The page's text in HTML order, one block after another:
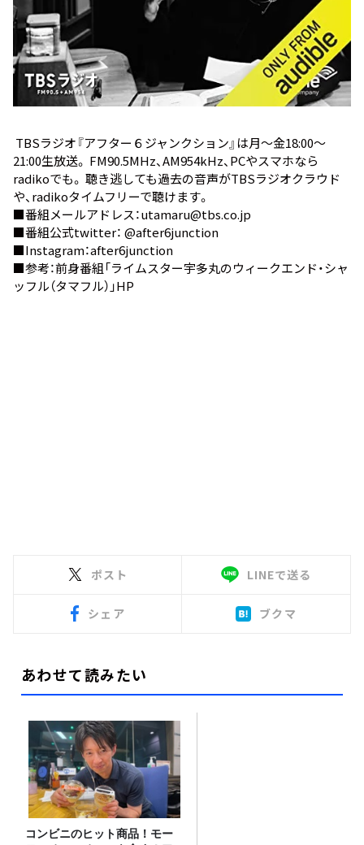
TBSラジオ『アフター６ジャンクション』は月～金18:00～
21:00生放送。 FM90.5MHz、AM954kHz、PCやスマホなら
radikoでも。 聴き逃しても過去の音声がTBSラジオクラウド
や、 radikoタイムフリーで聴けます。
■番組メールアドレス：utamaru@tbs.co.jp
■番組公式twitter： @after6junction
■Instagram：after6junction
■参考：前身番組「ライムスター宇多丸のウィークエンド・シャ
ッフル（タマフル）」HP
ポスト LINEで送る
シェア ブクマ
あわせて読みたい
コンビニのヒット商品！モー